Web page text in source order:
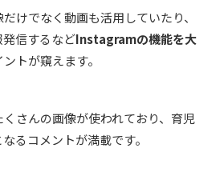
けでなく動画も活用していたり、
信するなどInstagramの機能を大
トが窺えます。
さんの画像が使われており、育児
るコメントが満載です。